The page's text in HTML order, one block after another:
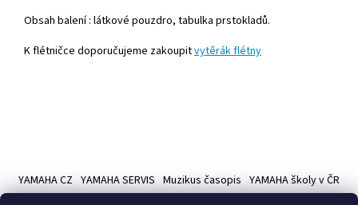
Obsah balení : látkové pouzdro, tabulka prstokladů.
K flétničce doporučujeme zakoupitvytěrák flétny
p
YAMAHA CZ YAMAHA SERVIS Muzikus časopis YAMAHA školy v ČR